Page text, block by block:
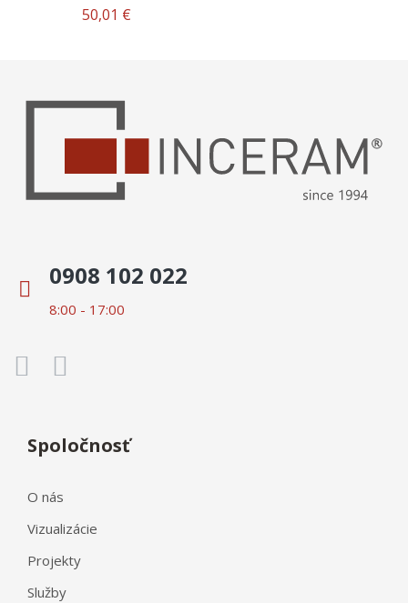
50,01 €
0908 102 022
8:00 - 17:00
Spoločnosť
O nás
Vizualizácie
Projekty
Služby